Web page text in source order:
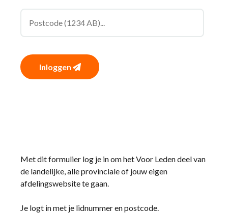
Inloggen
Met dit formulier log je in om het Voor Leden deel van
de landelijke, alle provinciale of jouw eigen
afdelingswebsite te gaan.
Je logt in met je lidnummer en postcode.